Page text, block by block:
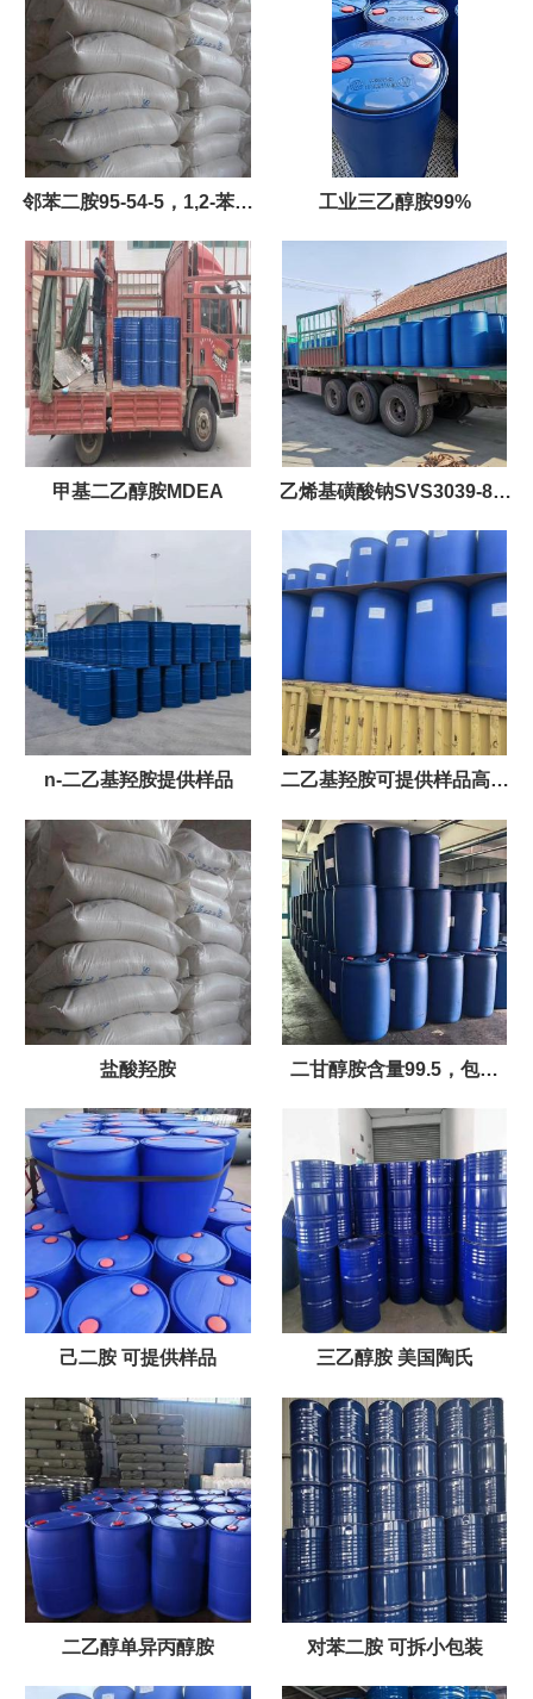
邻苯二胺95-54-5，1,2-苯二
胺 国标优级品
工业三乙醇胺99%
甲基二乙醇胺MDEA 乙烯基磺酸钠SVS3039-83-
6；25kg/桶
n-二乙基羟胺提供样品 二乙基羟胺可提供样品高含
量
盐酸羟胺 二甘醇胺含量99.5，包装
200kg/桶
己二胺 可提供样品 三乙醇胺 美国陶氏
二乙醇单异丙醇胺 对苯二胺 可拆小包装